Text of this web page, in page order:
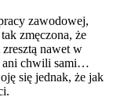
zawodowej,
zmęczona, że
nawet w
ani chwili sami…
się jednak, że jak